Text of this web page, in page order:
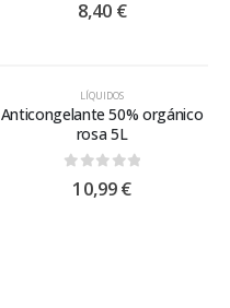
8,40 €
LÍQUIDOS
Anticongelante 50% orgánico
rosa 5L
10,99€